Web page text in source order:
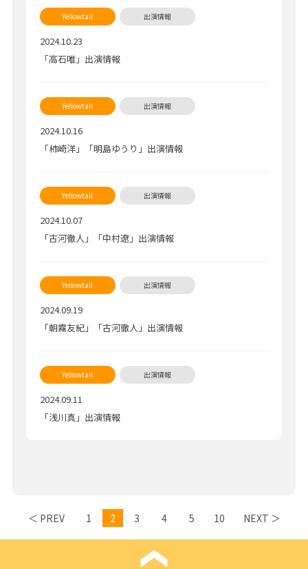
2024.10.23
「高石唯」出演情報
2024.10.16
「柿崎洋」「明島ゆうり」出演情報
2024.10.07
「古河徹人」「中村遼」出演情報
2024.09.19
「朝霧友紀」「古河徹人」出演情報
2024.09.11
「浅川真」出演情報
＜ PREV 1 2 3 4 5 10 NEXT ＞